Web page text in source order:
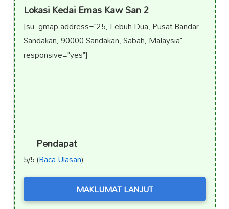
Lokasi Kedai Emas Kaw San 2
[su_gmap address="25, Lebuh Dua, Pusat Bandar
Sandakan, 90000 Sandakan, Sabah, Malaysia"
responsive="yes"]
Pendapat
5/5 (Baca Ulasan)
MAKLUMAT LANJUT